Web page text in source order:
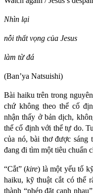
Nhìn lại
nỗi thất vọng của Jesus
làm từ đá
(Ban’ya Natsuishi)
Bài haiku trên trong
chứ không theo thể cố
nhận thấy ở bản dịch,
thể cố định với thể tự do.
của nó, bài thơ được sáng
đang đi tìm một tiêu chuẩn
“Cắt” (kire) là một yếu tố
haiku, kỹ thuật cắt có thể
thành “phép đặt cạnh